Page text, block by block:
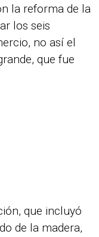
la reforma de la
los seis
no así el
que fue
que incluyó
de la madera,